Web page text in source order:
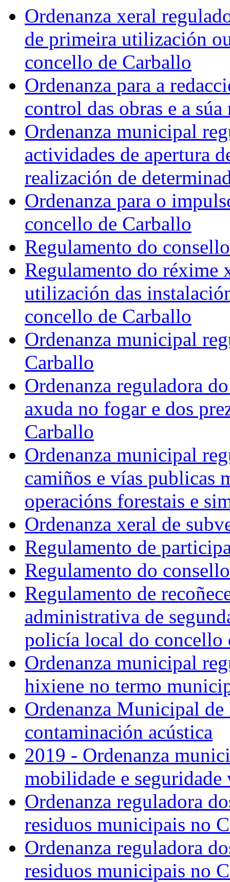
Ordenanza xeral
de primeira utilización
concello de Carballo
Ordenanza para a
control das obras e a súa
Ordenanza municipal
actividades de apertura
realización de
Ordenanza para o
concello de Carballo
Regulamento do
Regulamento do réxime
utilización das
concello de Carballo
Ordenanza municipal
Carballo
Ordenanza reguladora
axuda no fogar e dos
Carballo
Ordenanza municipal
camiños e vías publicas
operacións forestais e
Ordenanza xeral de
Regulamento de
Regulamento do
Regulamento de
administrativa de
policía local do concello
Ordenanza municipal
hixiene no termo
Ordenanza Municipal
contaminación acústica
2019 - Ordenanza
mobilidade e
Ordenanza reguladora
residuos municipais no
Ordenanza reguladora
residuos municipais no